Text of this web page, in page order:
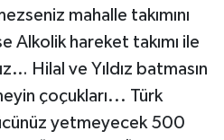
mahalle takımını
Alkolik hareket takımı ile
Hilal ve Yıldız batmasın
çoçukları... Türk
yetmeyecek 500